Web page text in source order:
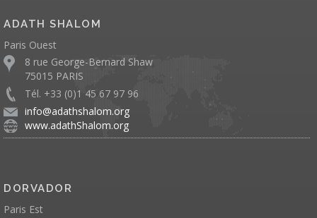
ADATH SHALOM
Paris Ouest
8 rue George-Bernard Shaw
75015 PARIS
Tél. +33 (0)1 45 67 97 96
info@adathshalom.org
www.adathShalom.org
DORVADOR
Paris Est